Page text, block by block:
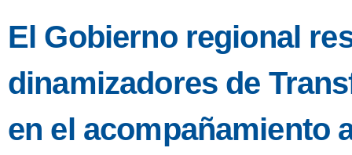
El Gobierno regional
dinamizadores de
en el acompañamiento